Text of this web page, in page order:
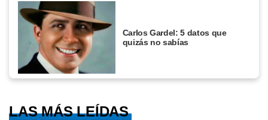
Carlos Gardel: 5 datos que
quizás no sabías
LAS MÁS LEÍDAS